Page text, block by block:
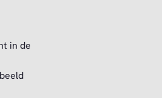
in de